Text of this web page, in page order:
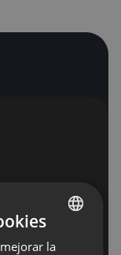
ENGLISHla